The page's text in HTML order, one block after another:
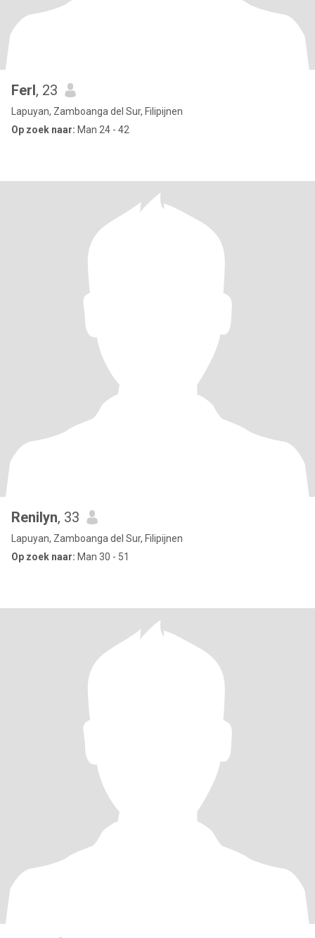
Ferl, 23
Lapuyan, Zamboanga del Sur, Filipijnen
Op zoek naar: Man 24 - 42
Renilyn, 33
Lapuyan, Zamboanga del Sur, Filipijnen
Op zoek naar: Man 30 - 51